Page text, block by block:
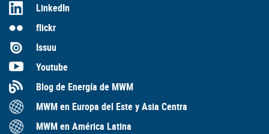
LinkedIn
flickr
Issuu
Youtube
Blog de Energía de MWM
MWM en Europa del Este y Asia Centra
MWM en América Latina